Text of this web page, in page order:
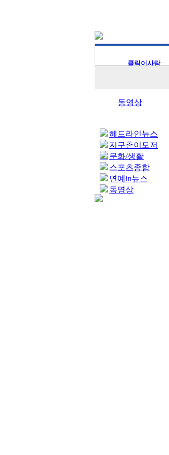
클릭이사람
동영상
헤드라인뉴스
지구촌이모저
모 문화/생활
스포츠종합
연예in뉴스
동영상